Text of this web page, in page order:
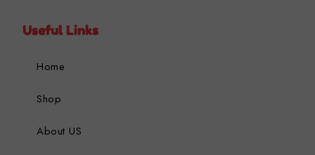
Useful Links
Home
Shop
About US